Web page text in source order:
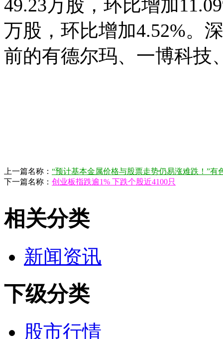
49.23万股，环比增加
万股，环比增加4.52%。
前的有德尔玛、一博科技
上一篇名称： “预计基本金属价格与股票走势仍易涨难跌！”有
下一篇名称： 创业板指跌逾1% 下跌个股近4100只
相关分类
新闻资讯
下级分类
股市行情